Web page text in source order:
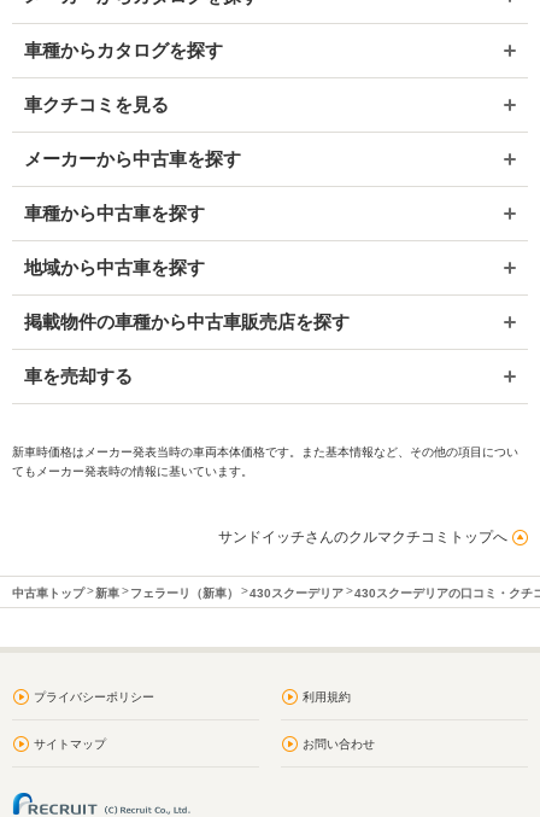
車種からカタログを探す
車クチコミを見る
メーカーから中古車を探す
車種から中古車を探す
地域から中古車を探す
掲載物件の車種から中古車販売店を探す
車を売却する
新車時価格はメーカー発表当時の車両本体価格です。また基本情報など、その他の項目につい
てもメーカー発表時の情報に基いています。
サンドイッチさんのクルマクチコミトップへ
中古車トップ 新車 フェラーリ（新車） 430スクーデリア 430スクーデリアの口コミ・クチ
プライバシーポリシー 利用規約
サイトマップ お問い合わせ